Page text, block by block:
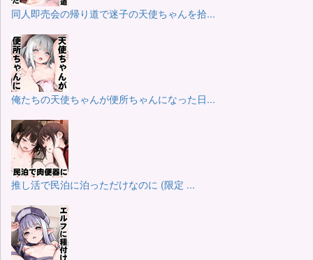
同人即売会の帰り道で迷子の天使ちゃんを拾...
俺たちの天使ちゃんが便所ちゃんになった日...
推し活で民泊に泊っただけなのに (限定 ...